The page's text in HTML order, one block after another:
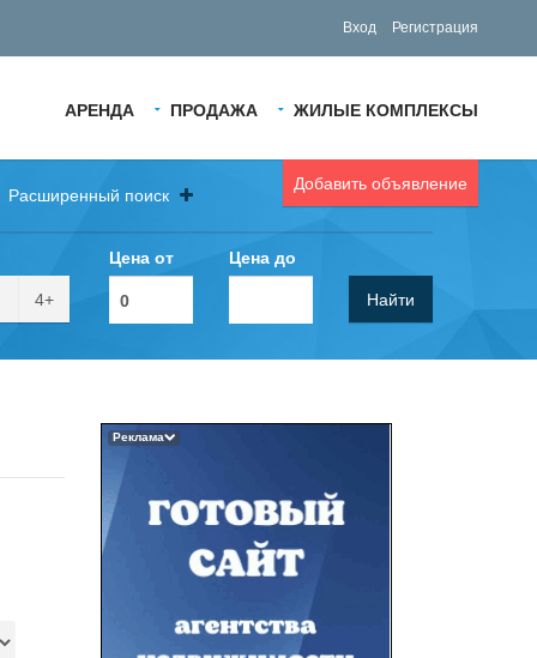
Вход Регистрация
АРЕНДА ПРОДАЖА ЖИЛЫЕ КОМПЛЕКСЫ
Добавить объявление
Расширенный поиск
4+
Цена от Цена до
Найти
Реклама